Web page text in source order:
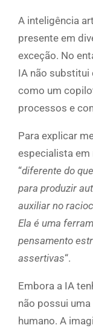
A inteligência
presente em
exceção. No
IA não substitui
como um
processos e
Para explicar
especialista em
“diferente do
para produzir
auxiliar no
Ela é uma
pensamento
assertivas“.
Embora a IA
não possui
humano. A